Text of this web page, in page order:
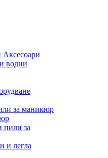
Аксесоари
водни
за маникюр
пили за
и легла